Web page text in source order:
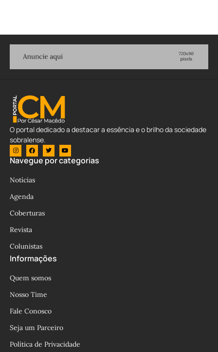
O portal dedicado a destacar a essência e o brilho da sociedade
sobralense.
Navegue por categorias
Notícias
Agenda
Coberturas
Revista
Colunistas
Informações
Quem somos
Nosso Time
Fale Conosco
Seja um Parceiro
Política de Privacidade